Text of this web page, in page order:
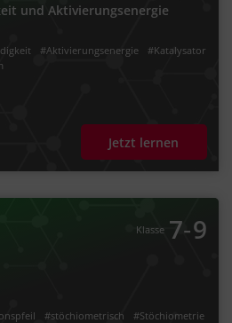
und Aktivierungsenergie
#Aktivierungsenergie
#Katalysator
Jetzt lernen
Klasse 7‐9
#stöchiometrisch
#Stöchiometrie